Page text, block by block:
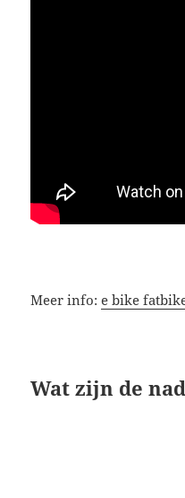
Meer info:e bike
Wat zijn de